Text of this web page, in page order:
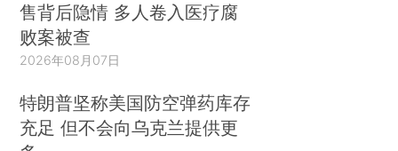
售背后隐情 多人卷入医疗腐
败案被查
2026年08月07日
特朗普坚称美国防空弹药库存
充足 但不会向乌克兰提供更